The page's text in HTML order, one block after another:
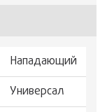
Нападающий
Универсал